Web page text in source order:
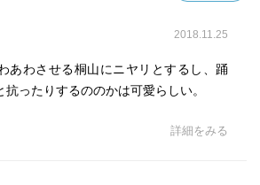
2018.11.25
あわさせる桐山にニヤリとするし、踊
抗ったりするののかは可愛らしい。
詳細をみる